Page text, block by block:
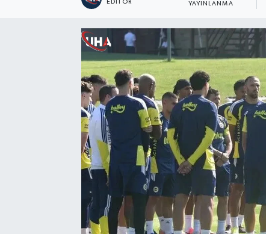
EDITÖR YAYINLANMA